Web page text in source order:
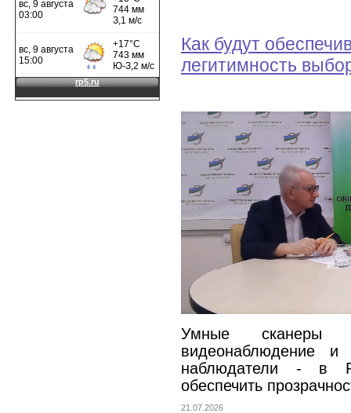
Как будут
легитимность
Умные сканеры
видеонаблюдение и
наблюдатели - в
обеспечить
21.07.2026